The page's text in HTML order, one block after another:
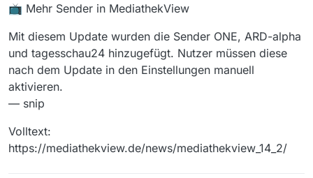
📺 Mehr Sender in MediathekView
Mit diesem Update wurden die Sender ONE, ARD-alpha
und tagesschau24 hinzugefügt. Nutzer müssen diese
nach dem Update in den Einstellungen manuell
aktivieren.
— snip
Volltext:
https://mediathekview.de/news/mediathekview_14_2/